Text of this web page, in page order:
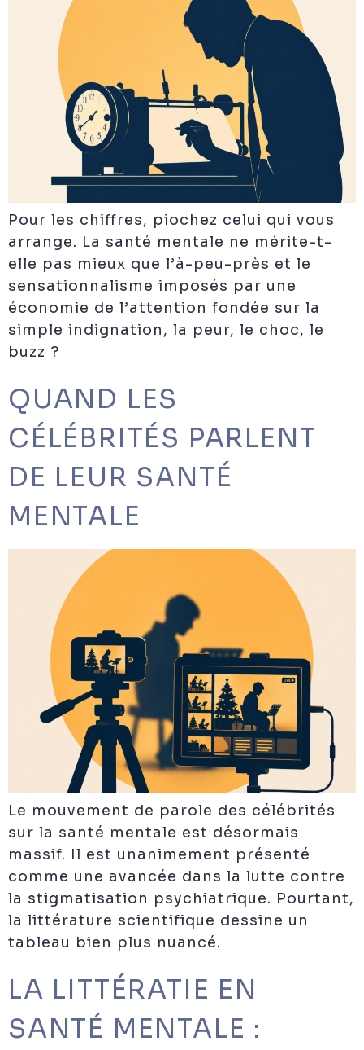
Pour les chiffres, piochez celui qui vous
arrange. La santé mentale ne mérite-t-
elle pas mieux que l’à-peu-près et le
sensationnalisme imposés par une
économie de l’attention fondée sur la
simple indignation, la peur, le choc, le
buzz ?
QUAND LES
CÉLÉBRITÉS PARLENT
DE LEUR SANTÉ
MENTALE
Le mouvement de parole des célébrités
sur la santé mentale est désormais
massif. Il est unanimement présenté
comme une avancée dans la lutte contre
la stigmatisation psychiatrique. Pourtant,
la littérature scientifique dessine un
tableau bien plus nuancé.
LA LITTÉRATIE EN
SANTÉ MENTALE :